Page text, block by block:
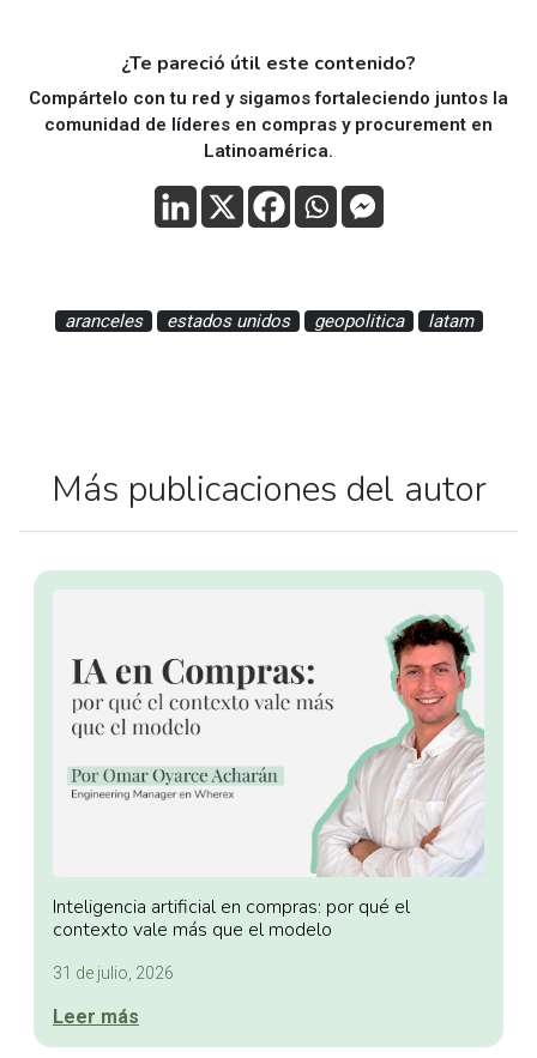
¿Te pareció útil este contenido?
Compártelo con tu red y sigamos fortaleciendo juntos la
comunidad de líderes en compras y procurement en
Latinoamérica.
aranceles estados unidos geopolitica latam
Más publicaciones del autor
Inteligencia artificial en compras: por qué el
contexto vale más que el modelo
31 de julio, 2026
Leer más